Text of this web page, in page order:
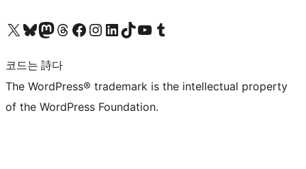
X(이전 트위터) 계정 방문하기블루스카이 계정 방문하기마스토돈 계정 방문하기스레드 계정 방문하기 페이스북 페이지 방문하기인스타그램 계정 방문하기 LinkedIn 계정 방문하기틱톡 계정 방문하기유튜브 채널 방문하기 텀블러 계정 방문하기
코드는 詩다
The WordPress® trademark is the intellectual property
of the WordPress Foundation.